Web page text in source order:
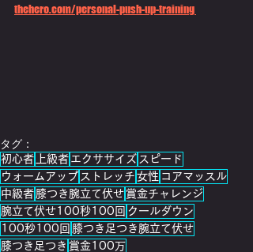
thehero.com/personal-push-up-training
タグ：
初心者 上級者 エクササイズ スピード
ウォームアップ ストレッチ 女性 コアマッスル
中級者 膝つき腕立て伏せ 賞金チャレンジ
腕立て伏せ100秒100回 クールダウン
100秒100回 膝つき足つき腕立て伏せ
膝つき足つき 賞金100万